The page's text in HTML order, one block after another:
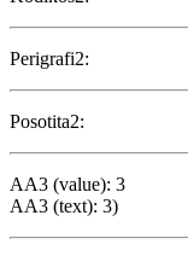
Perigrafi2:
Posotita2:
AA3 (value): 3
AA3 (text): 3)